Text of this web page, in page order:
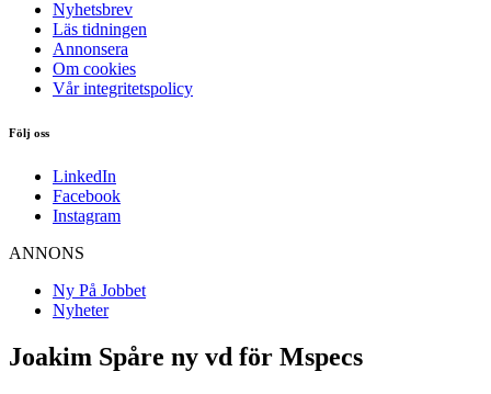
Nyhetsbrev
Läs tidningen
Annonsera
Om cookies
Vår integritetspolicy
Följ oss
LinkedIn
Facebook
Instagram
ANNONS
Ny På Jobbet
Nyheter
Joakim Spåre ny vd för Mspecs